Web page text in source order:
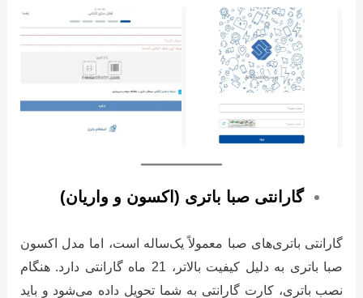
گارانتی صبا باتری (اکسون و واریان)
گارانتی باتری‌های صبا معمولاً یک‌ساله است، اما مدل اکسون
صبا باتری به دلیل کیفیت بالاتر، 21 ماه گارانتی دارد. هنگام
نصب باتری، کارت گارانتی به شما تحویل داده می‌شود و باید